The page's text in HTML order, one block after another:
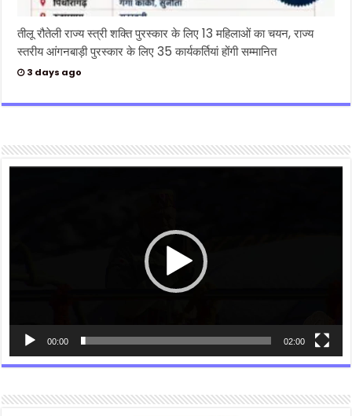
तीलू रौतेली राज्य स्त्री शक्ति पुरस्कार के लिए 13 महिलाओं का चयन, राज्य
स्तरीय आंगनबाड़ी पुरस्कार के लिए 35 कार्यकर्तियां होंगी सम्मानित
3 days ago
Video
00:00 02:00